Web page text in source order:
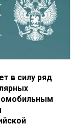
в силу ряд